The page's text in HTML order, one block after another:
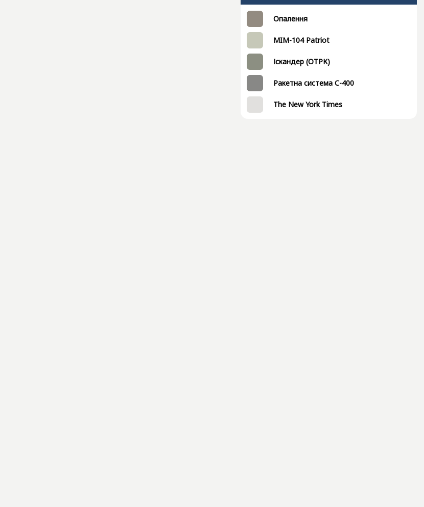
Опалення
MIM-104 Patriot
Іскандер (ОТРК)
Ракетна система С-400
The New York Times